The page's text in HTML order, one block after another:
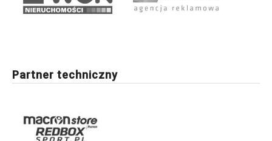
Partner techniczny